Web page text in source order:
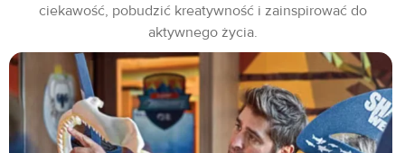
ciekawość, pobudzić kreatywność i zainspirować do
aktywnego życia.